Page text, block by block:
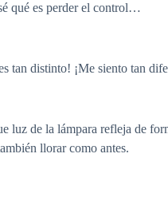
qué es perder el control…
tan distinto! ¡Me siento tan
luz de la lámpara refleja de
llorar como antes.